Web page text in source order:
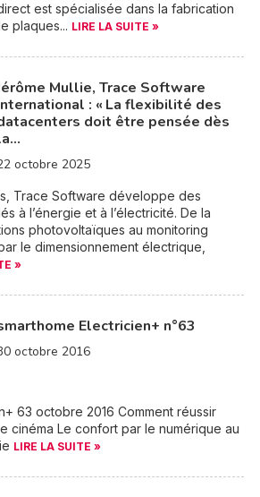
est spécialisée dans la fabrication
plaques... LIRE LA SUITE »
Mullie, Trace Software
: « La flexibilité des
doit être pensée dès
octobre 2025
Trace Software développe des
à l’énergie et à l’électricité. De la
photovoltaïques au monitoring
le dimensionnement électrique,
»
Electricien+ n°63
octobre 2016
63 octobre 2016 Comment réussir
cinéma Le confort par le numérique au
LIRE LA SUITE »